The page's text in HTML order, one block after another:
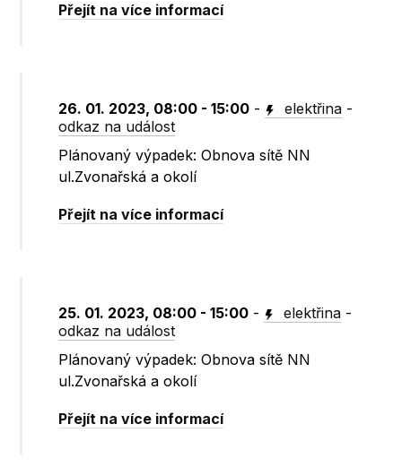
Přejít na více informací
26. 01. 2023, 08:00 - 15:00 - elektřina -
odkaz na událost
Plánovaný výpadek: Obnova sítě NN
ul.Zvonařská a okolí
Přejít na více informací
25. 01. 2023, 08:00 - 15:00 - elektřina -
odkaz na událost
Plánovaný výpadek: Obnova sítě NN
ul.Zvonařská a okolí
Přejít na více informací